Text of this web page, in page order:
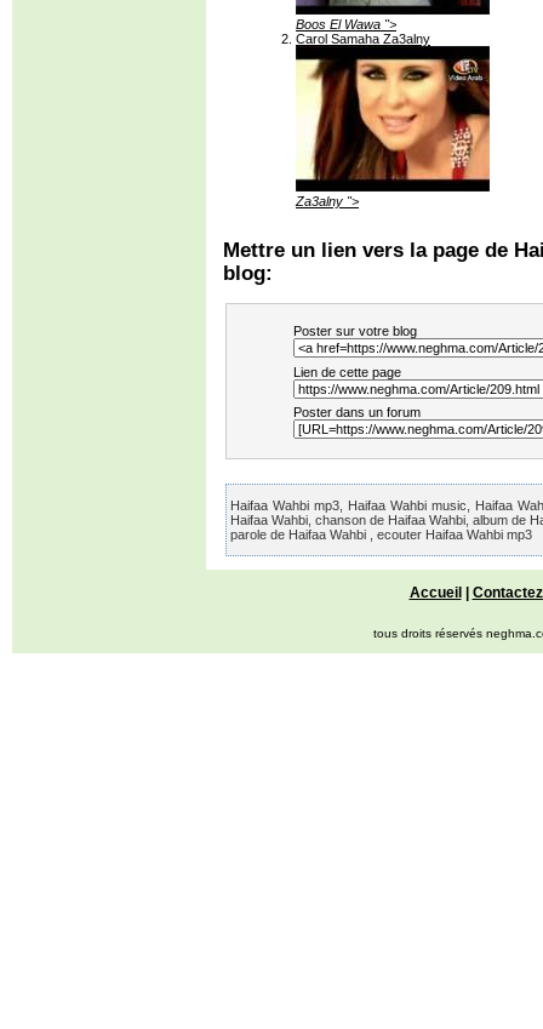
Boos El Wawa ">
Carol Samaha Za3alny
Za3alny ">
Mettre un lien vers la page de
blog:
Poster sur votre blog
Lien de cette page
Poster dans un forum
Haifaa Wahbi mp3, Haifaa Wahbi music, Haifaa
Haifaa Wahbi, chanson de Haifaa Wahbi, album de
parole de Haifaa Wahbi , ecouter Haifaa Wahbi mp3
Accueil|
tous droits réservés